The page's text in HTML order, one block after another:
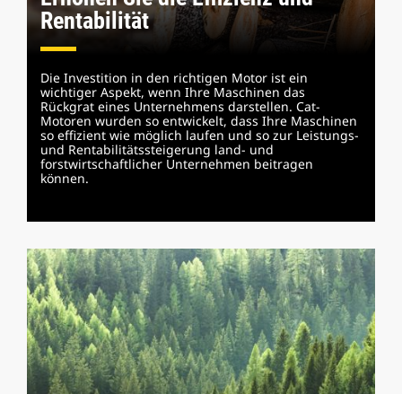
Rentabilität
Die Investition in den richtigen Motor ist ein
wichtiger Aspekt, wenn Ihre Maschinen das
Rückgrat eines Unternehmens darstellen. Cat-
Motoren wurden so entwickelt, dass Ihre Maschinen
so effizient wie möglich laufen und so zur Leistungs-
und Rentabilitätssteigerung land- und
forstwirtschaftlicher Unternehmen beitragen
können.